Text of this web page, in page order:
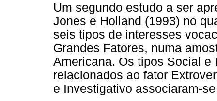
Um segundo estudo a ser
Jones e Holland (1993) no
seis tipos de interesses
Grandes Fatores, numa
Americana. Os tipos Social e
relacionados ao fator
e Investigativo associaram-